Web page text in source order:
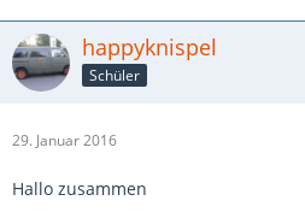
happyknispel
Schüler
29. Januar 2016
Hallo zusammen